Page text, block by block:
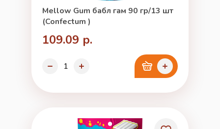
Mellow Gum бабл гам 90 гр/13 шт
(Confectum )
109.09 р.